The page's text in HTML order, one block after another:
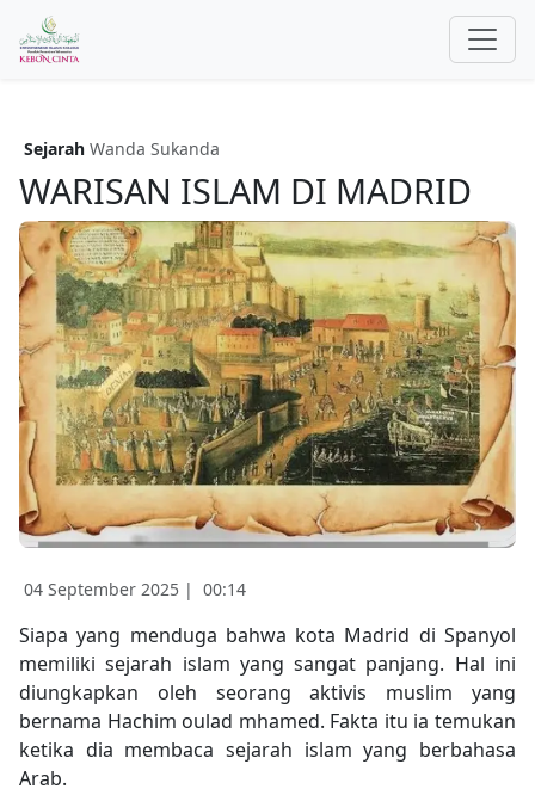
Sejarah Wanda Sukanda
WARISAN ISLAM DI MADRID
04 September 2025 | 00:14
Siapa yang menduga bahwa kota Madrid di Spanyol
memiliki sejarah islam yang sangat panjang. Hal ini
diungkapkan oleh seorang aktivis muslim yang
bernama Hachim oulad mhamed. Fakta itu ia temukan
ketika dia membaca sejarah islam yang berbahasa
Arab.